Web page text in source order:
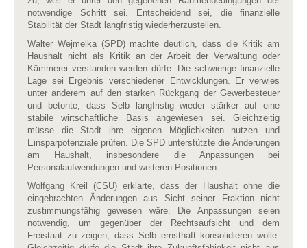
notwendige Schritt sei. Entscheidend sei, die finanzielle
Stabilität der Stadt langfristig wiederherzustellen.
Walter Wejmelka (SPD) machte deutlich, dass die Kritik am
Haushalt nicht als Kritik an der Arbeit der Verwaltung oder
Kämmerei verstanden werden dürfe. Die schwierige finanzielle
Lage sei Ergebnis verschiedener Entwicklungen. Er verwies
unter anderem auf den starken Rückgang der Gewerbesteuer
und betonte, dass Selb langfristig wieder stärker auf eine
stabile wirtschaftliche Basis angewiesen sei. Gleichzeitig
müsse die Stadt ihre eigenen Möglichkeiten nutzen und
Einsparpotenziale prüfen. Die SPD unterstützte die Änderungen
am Haushalt, insbesondere die Anpassungen bei
Personalaufwendungen und weiteren Positionen.
Wolfgang Kreil (CSU) erklärte, dass der Haushalt ohne die
eingebrachten Änderungen aus Sicht seiner Fraktion nicht
zustimmungsfähig gewesen wäre. Die Anpassungen seien
notwendig, um gegenüber der Rechtsaufsicht und dem
Freistaat zu zeigen, dass Selb ernsthaft konsolidieren wolle.